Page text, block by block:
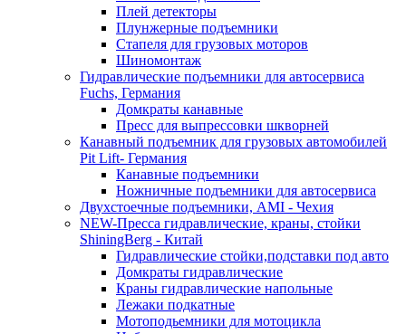
Плей детекторы
Плунжерные подъемники
Стапеля для грузовых моторов
Шиномонтаж
Гидравлические подъемники для автосервиса
Fuchs, Германия
Домкраты канавные
Пресс для выпрессовки шкворней
Канавный подъемник для грузовых автомобилей
Pit Lift- Германия
Канавные подъемники
Ножничные подъемники для автосервиса
Двухстоечные подъемники, АМІ - Чехия
NEW-Пресса гидравлические, краны, стойки
ShiningBerg - Китай
Гидравлические стойки,подставки под авто
Домкраты гидравлические
Краны гидравлические напольные
Лежаки подкатные
Мотоподьемники для мотоцикла